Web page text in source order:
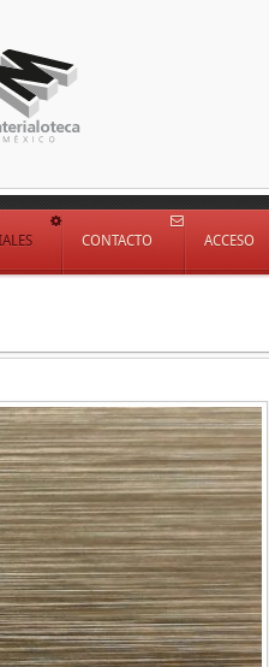
CONTACTO ACCESO